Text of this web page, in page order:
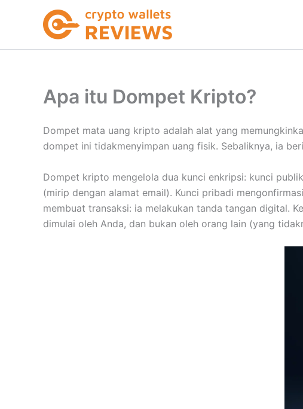
Apa itu Dompet Kripto?
Dompet mata uang kripto adalah alat yang
dompet ini tidakmenyimpan uang fisik. Sebaliknya, ia
Dompet kripto mengelola dua kunci enkripsi: kunci
(mirip dengan alamat email). Kunci pribadi
membuat transaksi: ia melakukan tanda tangan digital.
dimulai oleh Anda, dan bukan oleh orang lain (yang